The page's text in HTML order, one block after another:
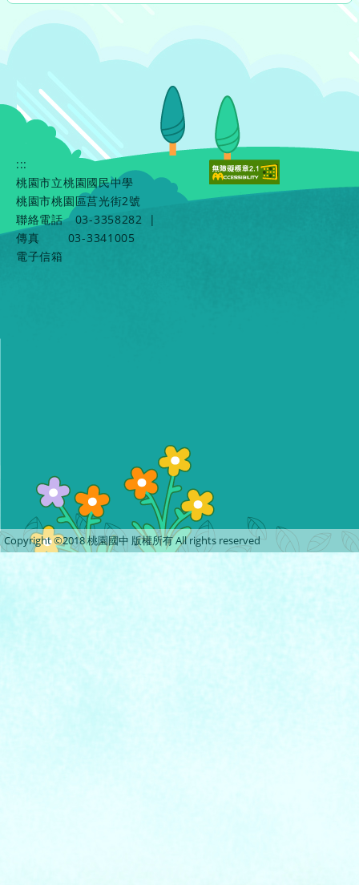
:::
桃園市立桃園國民中學
桃園市桃園區莒光街2號
聯絡電話
03-3358282
|
傳真
03-3341005
電子信箱
Copyright ©2018 桃園國中 版權所有 All rights reserved